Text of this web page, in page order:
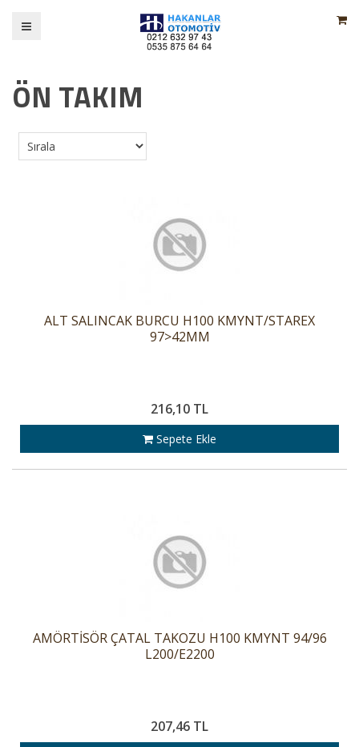
ÖN TAKIM
ALT SALINCAK BURCU H100 KMYNT/STAREX
97>42MM
216,10 TL
Sepete Ekle
AMÖRTİSÖR ÇATAL TAKOZU H100 KMYNT 94/96
L200/E2200
207,46 TL